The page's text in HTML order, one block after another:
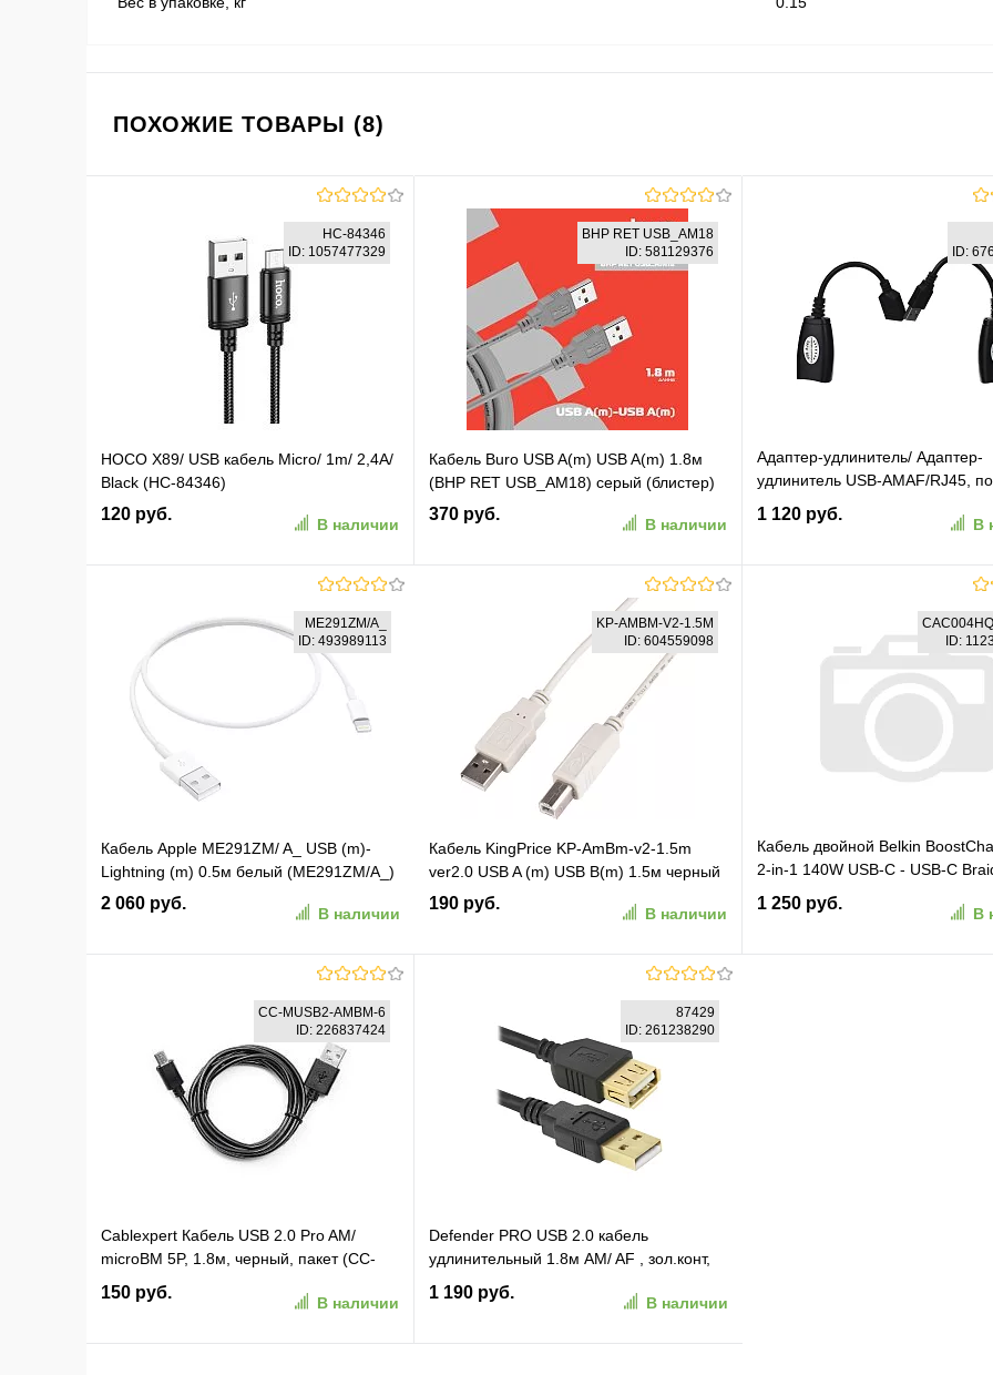
ПОХОЖИЕ ТОВАРЫ (8)
HC-84346
ID: 1057477329
HOCO X89/ USB кабель Micro/ 1m/ 2,4A/
Black (HC-84346)
120 руб.
В наличии
В корзину
В избранное К сравнению
BHP RET USB_AM18
ID: 581129376
Кабель Buro USB A(m) USB A(m) 1.8м
(BHP RET USB_AM18) серый (блистер)
370 руб.
В наличии
В корзину
В избранное К сравнению
ID:
Адаптер-удлинитель/ Адаптер-
удлинитель USB-AMAF/RJ45,
паре до 45m , VCOM
1 120 руб.
В
В корзину
В избранное К
ME291ZM/A_
ID: 493989113
Кабель Apple ME291ZM/ A_ USB (m)-
Lightning (m) 0.5м белый (ME291ZM/A_)
2 060 руб.
В наличии
В корзину
В избранное К сравнению
KP-AMBM-V2-1.5M
ID: 604559098
Кабель KingPrice KP-AmBm-v2-1.5m
ver2.0 USB A (m) USB B(m) 1.5м черный
190 руб.
В наличии
К сравнению
ID:
Кабель двойной Belkin
2-in-1 140W USB-C - USB-C
Charging Cable. Длина: 1,5м.
черный (CAC004HQ1.5MBK)
1 250 руб.
В
CC-MUSB2-AMBM-6
ID: 226837424
Cablexpert Кабель USB 2.0 Pro AM/
microBM 5P, 1.8м, черный, пакет (CC-
mUSB2-AMBM-6)
150 руб.
В наличии
87429
ID: 261238290
Defender PRO USB 2.0 кабель
удлинительный 1.8м AM/ AF , зол.конт,
2фер.фил. (87429)
1 190 руб.
В наличии